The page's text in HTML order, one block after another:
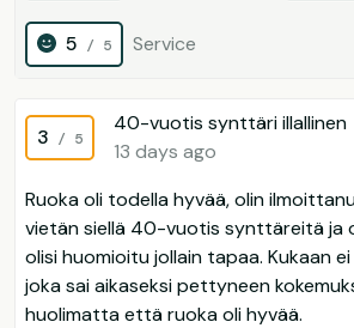
5 / 5 Service
3 / 5
40-vuotis synttäri illallinen
13 days ago
Ruoka oli todella hyvää, olin
vietän siellä 40-vuotis synttäreitä ja
olisi huomioitu jollain tapaa. Kukaan
joka sai aikaseksi pettyneen
huolimatta että ruoka oli hyvää.